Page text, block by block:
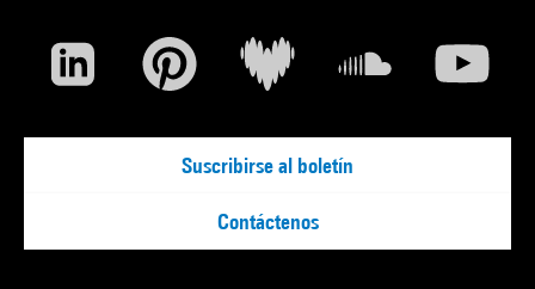
Suscribirse al boletín
Contáctenos